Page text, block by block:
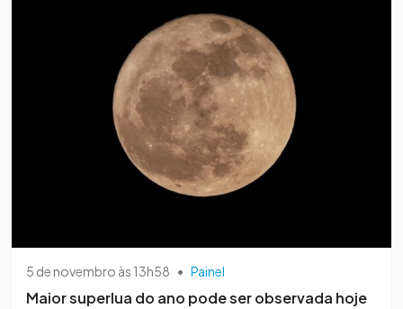
5 de novembro às 13h58 • Painel
Maior superlua do ano pode ser observada hoje